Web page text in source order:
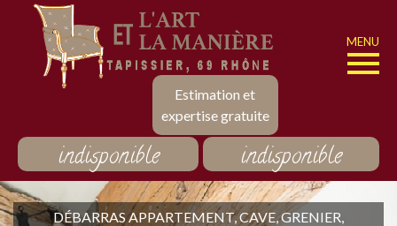
Estimation et
expertise gratuite
MENU
indisponible indisponible
DÉBARRAS APPARTEMENT, CAVE, GRENIER,